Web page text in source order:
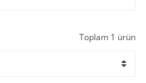
Toplam 1 ürün